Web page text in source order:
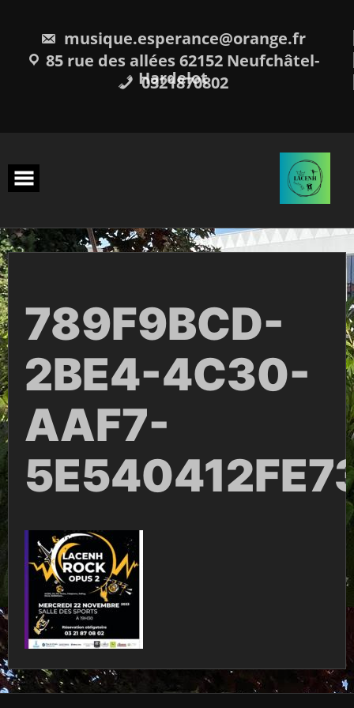
musique.esperance@orange.fr
85 rue des allées 62152 Neufchâtel-
Hardelot
0321870802
789F9BCD-
2BE4-4C30-
AAF7-